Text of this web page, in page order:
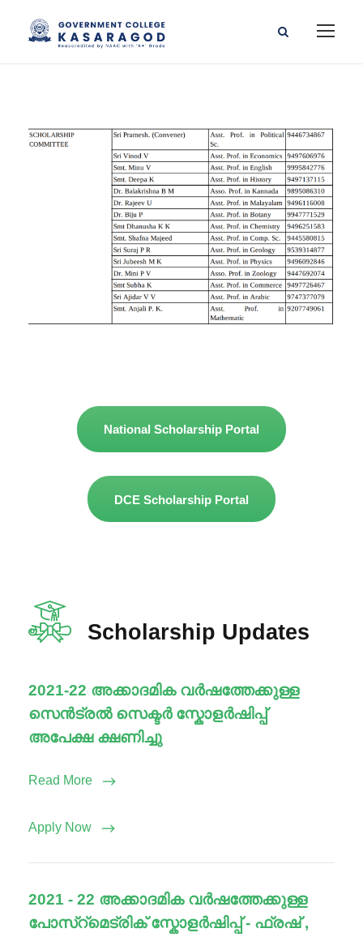
National Scholarship Portal
DCE Scholarship Portal
Scholarship Updates
2021-22 അക്കാദമിക വർഷത്തേക്കുള്ള
സെൻട്രൽ സെക്ടർ സ്കോളർഷിപ്പ്
അപേക്ഷ ക്ഷണിച്ചു
Read More
Apply Now
2021 - 22 അക്കാദമിക വർഷത്തേക്കുള്ള
പോസ്‌റ്‌മെട്രിക് സ്കോളർഷിപ്പ് - ഫ്രഷ് ,